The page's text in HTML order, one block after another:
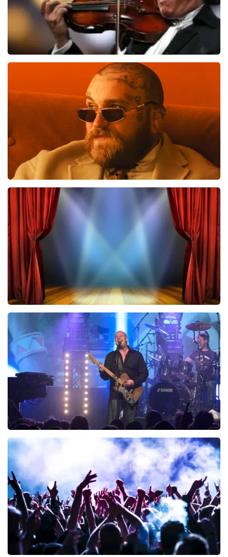
laatste 30 minuten
BESTEL NU
Teddy Swims
433 laatste 30 minuten
BESTEL NU
40 45 De Musical
243laatste 30 minuten
BESTEL NU
BESTEL NU